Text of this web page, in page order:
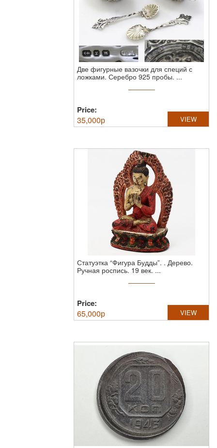
Две фигурные вазочки для специй с
ложками. Серебро 925 пробы. ...
Price:
35,000р VIEW
Статуэтка “Фигура Будды”. . Дерево.
Ручная роспись. 19 век. ...
Price:
65,000р VIEW